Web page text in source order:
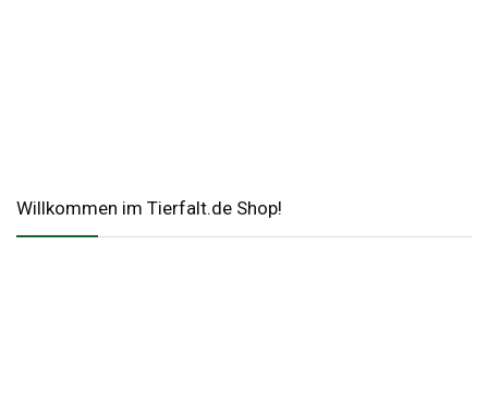
Willkommen im Tierfalt.de Shop!